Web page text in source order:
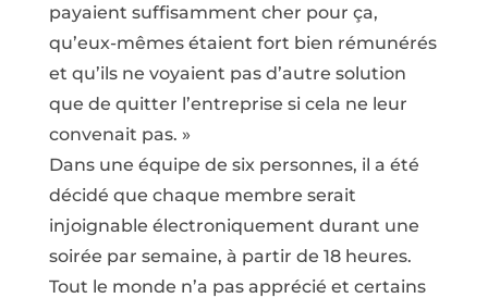
payaient suffisamment cher pour ça,
qu’eux-mêmes étaient fort bien rémunérés
et qu’ils ne voyaient pas d’autre solution
que de quitter l’entreprise si cela ne leur
convenait pas. »
Dans une équipe de six personnes, il a été
décidé que chaque membre serait
injoignable électroniquement durant une
soirée par semaine, à partir de 18 heures.
Tout le monde n’a pas apprécié et certains